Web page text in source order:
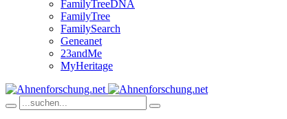
FamilyTreeDNA
FamilyTree
FamilySearch
Geneanet
23andMe
MyHeritage